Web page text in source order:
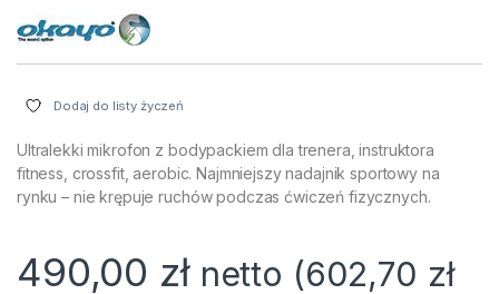
Dodaj do listy życzeń
Ultralekki mikrofon z bodypackiem dla trenera, instruktora
fitness, crossfit, aerobic. Najmniejszy nadajnik sportowy na
rynku – nie krępuje ruchów podczas ćwiczeń fizycznych.
490,00 zł netto (602,70 zł